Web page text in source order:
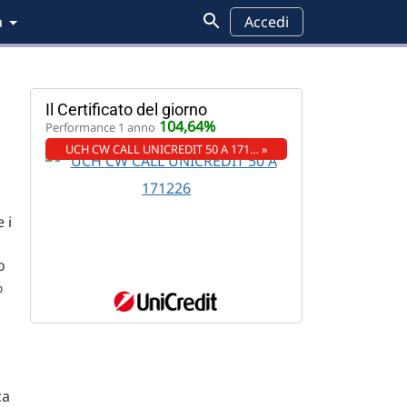
Accedi
i
Il Certificato del giorno
Performance 1 anno 104,64%
UCH CW CALL UNICREDIT 50 A 171… »